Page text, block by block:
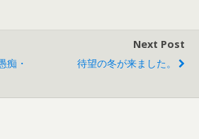
痴・
Next Post
待望の冬が来ました。